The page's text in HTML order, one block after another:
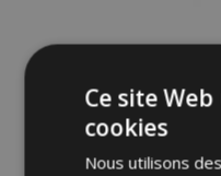
Ce site
cookies
Nous utilisons